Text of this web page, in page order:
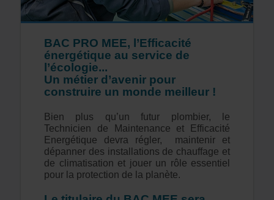
BAC PRO MEE, l’Efficacité
énergétique au service de
l’écologie...
Un métier d’avenir pour
construire un monde meilleur !
Bien plus qu’un futur plombier, le
Technicien de Maintenance et Efficacité
Energétique devra régler, maintenir et
dépanner des installations de chauffage et
de climatisation et jouer un rôle essentiel
pour la protection de la planète.